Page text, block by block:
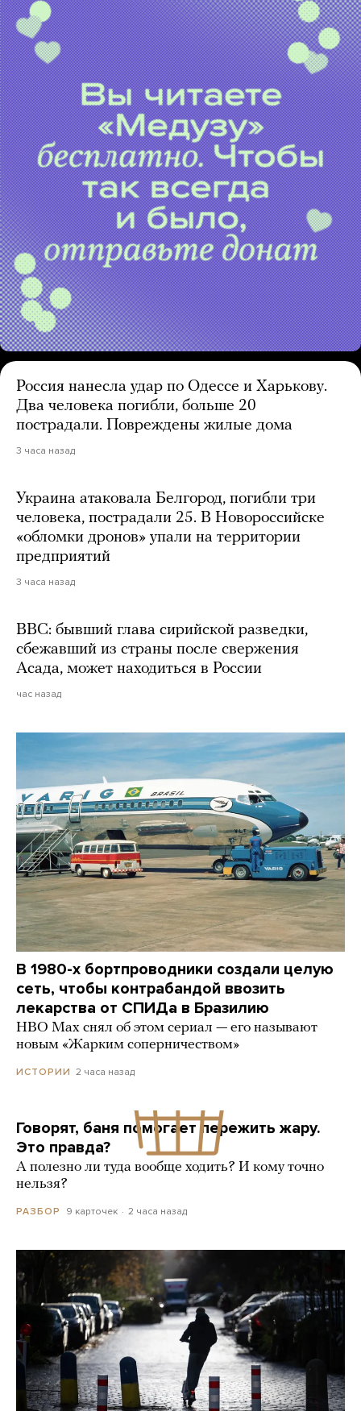
Россия нанесла удар по Одессе и Харькову.
Два человека погибли, больше 20
пострадали. Повреждены жилые дома
3 часа назад
Украина атаковала Белгород, погибли три
человека, пострадали 25. В Новороссийске
«обломки дронов» упали на территории
предприятий
3 часа назад
BBC: бывший глава сирийской разведки,
сбежавший из страны после свержения
Асада, может находиться в России
час назад
В 1980-х бортпроводники создали целую
сеть, чтобы контрабандой ввозить
лекарства от СПИДа в Бразилию
HBO Max снял об этом сериал — его называют
новым «Жарким соперничеством»
ИСТОРИИ 2 часа назад
Говорят, баня помогает пережить жару.
Это правда?
А полезно ли туда вообще ходить? И кому точно
нельзя?
РАЗБОР 9 карточек 2 часа назад